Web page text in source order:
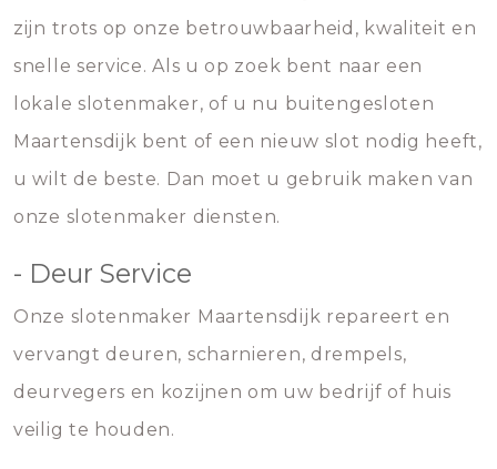
zijn trots op onze betrouwbaarheid, kwaliteit en
snelle service. Als u op zoek bent naar een
lokale slotenmaker, of u nu buitengesloten
Maartensdijk bent of een nieuw slot nodig heeft,
u wilt de beste. Dan moet u gebruik maken van
onze slotenmaker diensten.
- Deur Service
Onze slotenmaker Maartensdijk repareert en
vervangt deuren, scharnieren, drempels,
deurvegers en kozijnen om uw bedrijf of huis
veilig te houden.